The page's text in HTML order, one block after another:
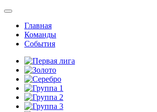
Главная
Команды
События